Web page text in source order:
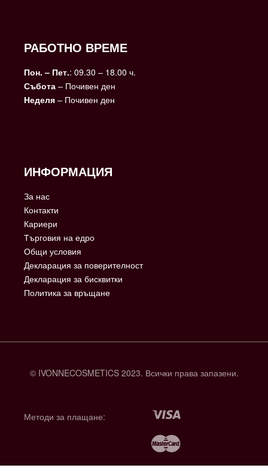
РАБОТНО ВРЕМЕ
Пон. – Пет.: 09.30 – 18.00 ч.
Събота – Почивен ден
Неделя – Почивен ден
ИНФОРМАЦИЯ
За нас
Контакти
Кариери
Търговия на едро
Общи условия
Декларация за поверителност
Декларация за бисквитки
Политика за връщане
© IVONNECOSMETICS 2023. Всички права запазени.
Методи за плащане: